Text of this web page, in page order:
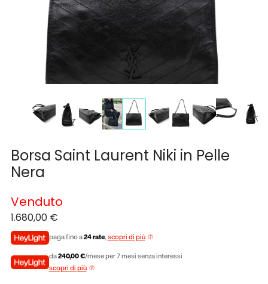
Borsa Saint Laurent Niki in Pelle
Nera
1.680,00 €
paga fino a24 rate, scopri di più
da240,00 €/mese per 7 mesi senza interessi
scopri di più
Venduto